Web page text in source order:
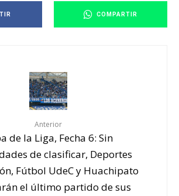
COMPARTIR
Anterior
de la Liga, Fecha 6: Sin
de clasificar, Deportes
Fútbol UdeC y Huachipato
el último partido de sus